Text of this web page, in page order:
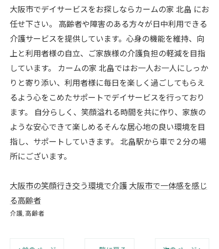
大阪市でデイサービスをお探しならカームの家 北畠 にお
任せ下さい。 高齢者や障害のある方々が日中利用できる
介護サービスを提供しています。心身の機能を維持、向
上と利用者様の自立、ご家族様の介護負担の軽減を目指
しています。 カームの家 北畠ではお一人お一人にしっか
りと寄り添い、利用者様に毎日を楽しく過ごしてもらえ
るよう心をこめたサポートでデイサービスを行っており
ます。 自分らしく、笑顔溢れる時間を共に作り、家族の
ような安心できて楽しめるそんな居心地の良い環境を目
指し、サポートしていきます。 北畠駅から車で２分の場
所にございます。
大阪市の笑顔行き交う環境で介護 大阪市で一体感を感じ
る高齢者
介護 高齢者